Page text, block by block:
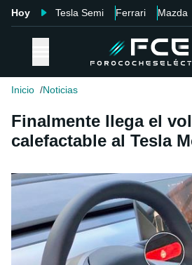
Hoy Tesla Semi Ferrari Mazda
Inicio Noticias
Finalmente llega el
calefactable al Tesla